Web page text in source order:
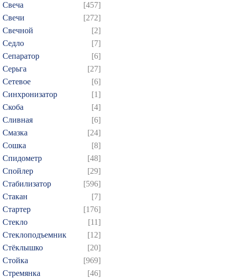
Свеча
[457]
Свечи
[272]
Свечной
[2]
Седло
[7]
Сепаратор
[6]
Серьга
[27]
Сетевое
[6]
Синхронизатор
[1]
Скоба
[4]
Сливная
[6]
Смазка
[24]
Сошка
[8]
Спидометр
[48]
Спойлер
[29]
Стабилизатор
[596]
Стакан
[7]
Стартер
[176]
Стекло
[11]
Стеклоподъемник
[12]
Стёклышко
[20]
Стойка
[969]
Стремянка
[46]